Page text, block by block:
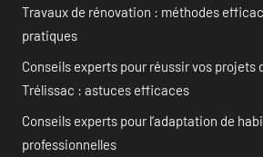
Travaux de rénovation : méthodes
pratiques
Conseils experts pour réussir vos projets
Trélissac : astuces efficaces
Conseils experts pour l’adaptation de
professionnelles